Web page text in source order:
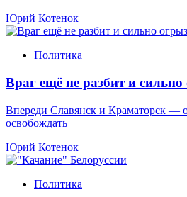
Юрий Котенок
Политика
Враг ещё не разбит и сильно
Впереди Славянск и Краматорск —
освобождать
Юрий Котенок
Политика